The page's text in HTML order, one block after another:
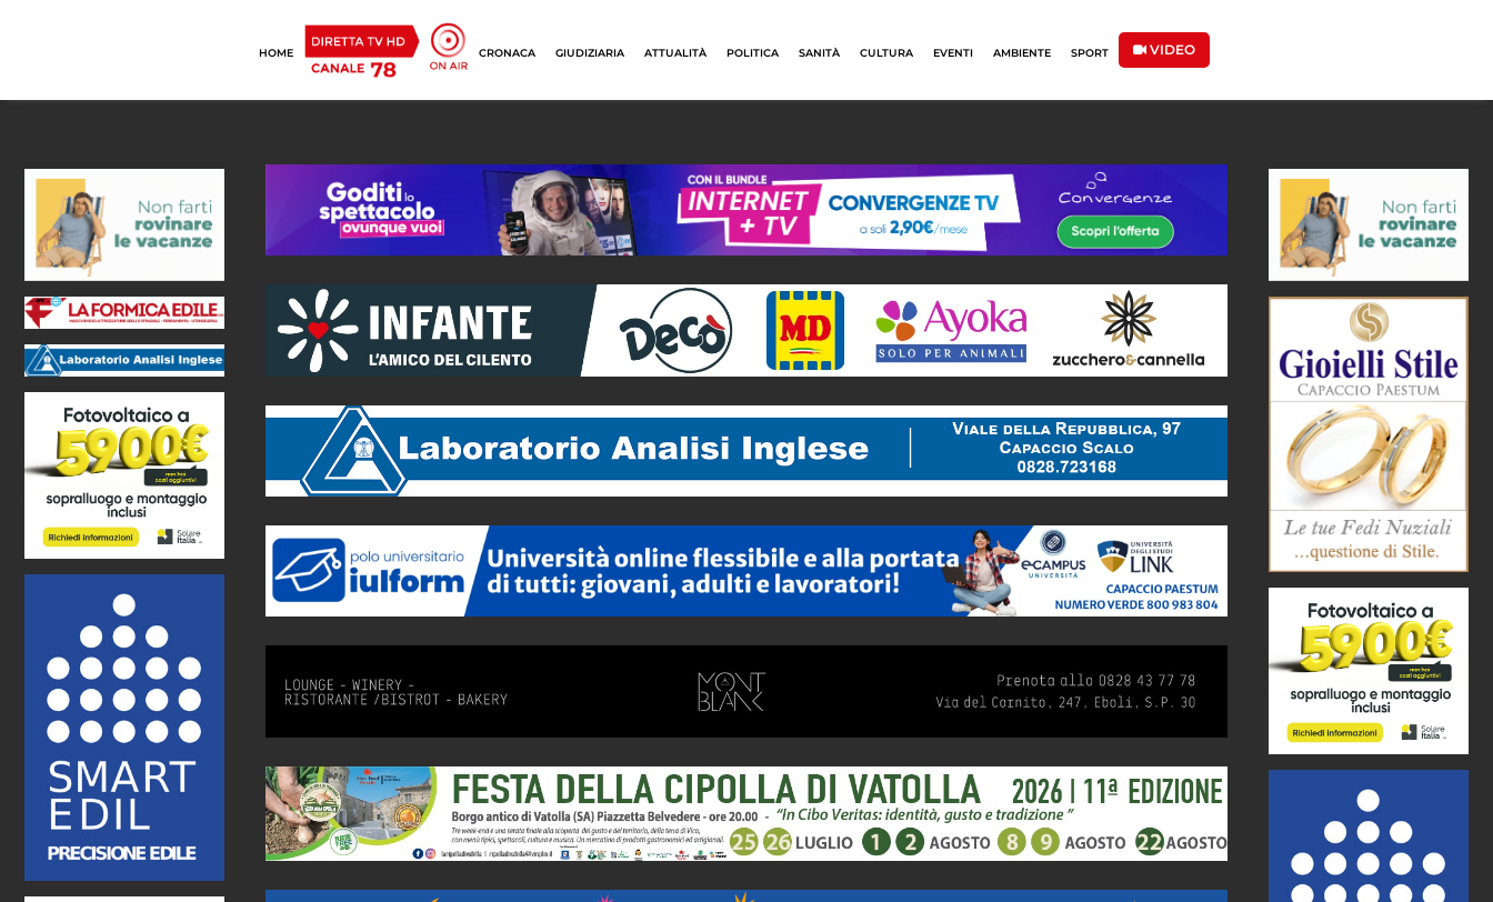
HOME CRONACA GIUDIZIARIA ATTUALITÀ POLITICA SANITÀ CULTURA EVENTI AMBIENTE SPORT VIDEO